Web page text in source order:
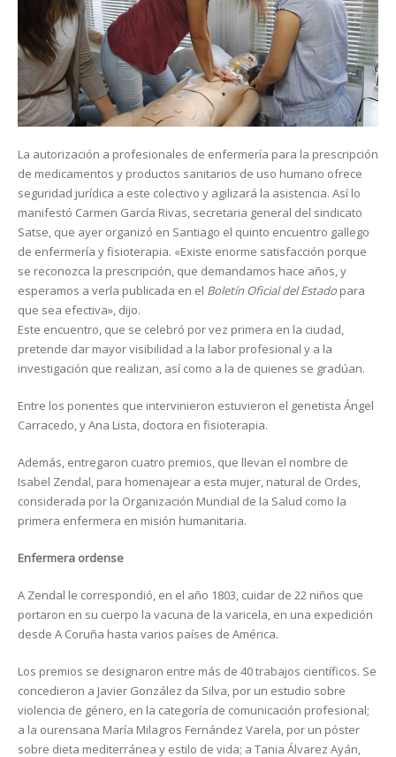
La autorización a profesionales de enfermería para la prescripción
de medicamentos y productos sanitarios de uso humano ofrece
seguridad jurídica a este colectivo y agilizará la asistencia. Así lo
manifestó Carmen García Rivas, secretaria general del sindicato
Satse, que ayer organizó en Santiago el quinto encuentro gallego
de enfermería y fisioterapia. «Existe enorme satisfacción porque
se reconozca la prescripción, que demandamos hace años, y
esperamos a verla publicada en el Boletín Oficial del Estado para
que sea efectiva», dijo.
Este encuentro, que se celebró por vez primera en la ciudad,
pretende dar mayor visibilidad a la labor profesional y a la
investigación que realizan, así como a la de quienes se gradúan.
Entre los ponentes que intervinieron estuvieron el genetista Ángel
Carracedo, y Ana Lista, doctora en fisioterapia.
Además, entregaron cuatro premios, que llevan el nombre de
Isabel Zendal, para homenajear a esta mujer, natural de Ordes,
considerada por la Organización Mundial de la Salud como la
primera enfermera en misión humanitaria.
Enfermera ordense
A Zendal le correspondió, en el año 1803, cuidar de 22 niños que
portaron en su cuerpo la vacuna de la varicela, en una expedición
desde A Coruña hasta varios países de América.
Los premios se designaron entre más de 40 trabajos científicos. Se
concedieron a Javier González da Silva, por un estudio sobre
violencia de género, en la categoría de comunicación profesional;
a la ourensana María Milagros Fernández Varela, por un póster
sobre dieta mediterránea y estilo de vida; a Tania Álvarez Ayán,